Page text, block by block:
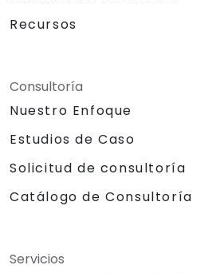
Recursos
Consultoría
Nuestro Enfoque
Estudios de Caso
Solicitud de consultoría
Catálogo de Consultoría
Servicios